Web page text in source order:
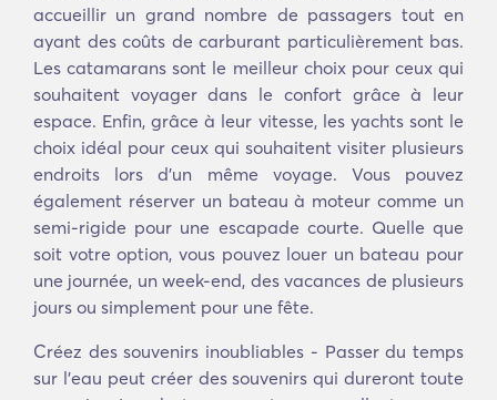
accueillir un grand nombre de passagers tout en
ayant des coûts de carburant particulièrement bas.
Les catamarans sont le meilleur choix pour ceux qui
souhaitent voyager dans le confort grâce à leur
espace. Enfin, grâce à leur vitesse, les yachts sont le
choix idéal pour ceux qui souhaitent visiter plusieurs
endroits lors d'un même voyage. Vous pouvez
également réserver un bateau à moteur comme un
semi-rigide pour une escapade courte. Quelle que
soit votre option, vous pouvez louer un bateau pour
une journée, un week-end, des vacances de plusieurs
jours ou simplement pour une fête.
Créez des souvenirs inoubliables - Passer du temps
sur l'eau peut créer des souvenirs qui dureront toute